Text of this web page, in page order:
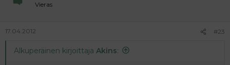
Vieras
17.04.2012 #23
Alkuperäinen kirjoittaja Akins: